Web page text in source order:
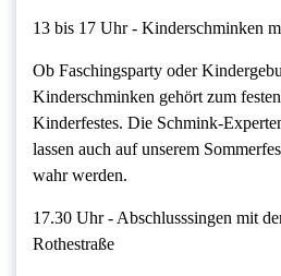
13 bis 17 Uhr ‐ Kinderschminken
Ob Faschingsparty oder
Kinderschminken gehört zum
Kinderfestes. Die
lassen auch auf unserem
wahr werden.
17.30 Uhr ‐ Abschlusssingen mit
Rothestraße